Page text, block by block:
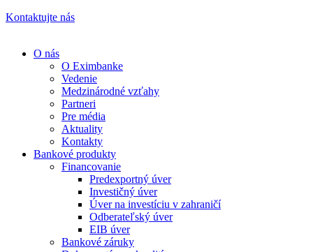
Kontaktujte nás
O nás
O Eximbanke
Vedenie
Medzinárodné vzťahy
Partneri
Pre média
Aktuality
Kontakty
Bankové produkty
Financovanie
Predexportný úver
Investičný úver
Úver na investíciu v zahraničí
Odberateľský úver
EIB úver
Bankové záruky